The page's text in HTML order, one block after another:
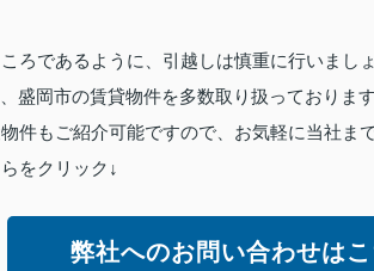
ろであるように、引越しは慎重に行いましょ
盛岡市の賃貸物件を多数取り扱っております
件もご紹介可能ですので、お気軽に当社ま
をクリック↓
弊社へのお問い合わせはこ